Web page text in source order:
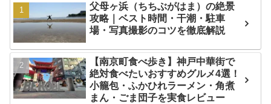
父母ヶ浜（ちちぶがはま）の絶景
攻略｜ベスト時間・干潮・駐車
場・写真撮影のコツを徹底解説
【南京町食べ歩き】神戸中華街で
絶対食べたいおすすめグルメ4選！
小籠包・ふかひれラーメン・角煮
まん・ごま団子を実食レビュー